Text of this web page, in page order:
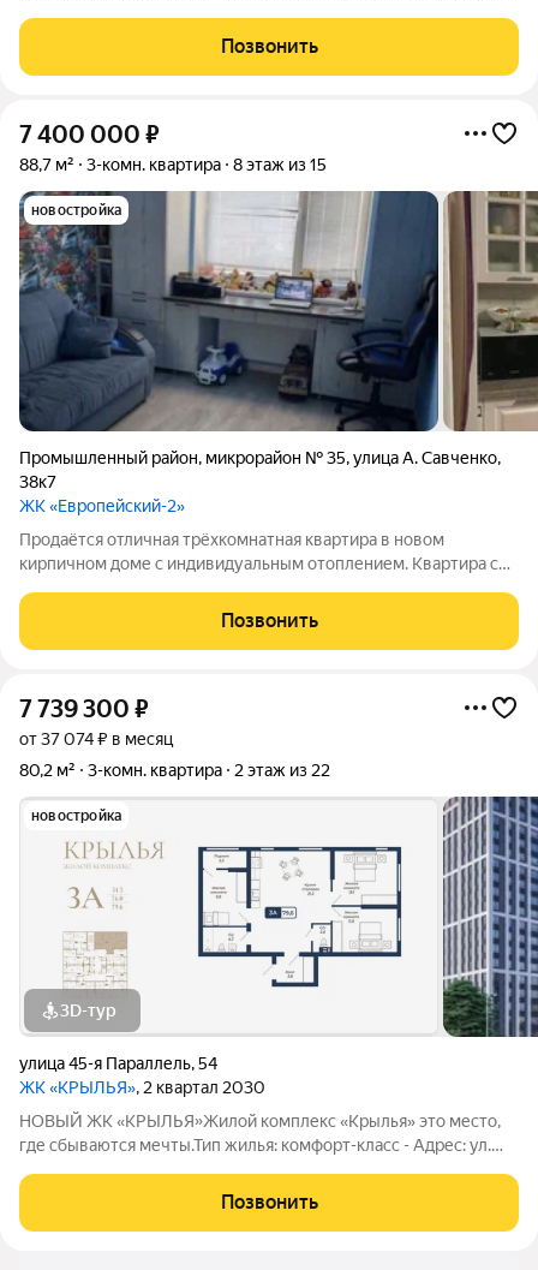
индивидуальное отопление, а территория вокруг дома
закрытая. Для автовладельцев
Позвонить
7 400 000 ₽
88,7 м² 3-комн. квартира 8 этаж из 15
новостройка
Промышленный район, микрорайон № 35,улица А. Савченко,
38к7
ЖК «Европейский-2»
Продаётся отличная трёхкомнатная квартира в новом
кирпичном доме с индивидуальным отоплением. Квартира с
гостинная и 3 изолированными комнат. Остаётся встроенная
кухня. Вытяжка. Варочная панель.
Позвонить
7 739 300 ₽
от 37 074 ₽ в месяц
80,2 м²
3-комн. квартира 2 этаж из 22
новостройка
3D-тур
улица 45-я Параллель,54
ЖК «КРЫЛЬЯ», 2 квартал 2030
НОВЫЙ ЖК «КРЫЛЬЯ»Жилой комплекс «Крылья» это место,
где сбываются мечты.Тип жилья: комфорт-класс - Адрес: ул.
дата сдачи: декабрь 2027 г. Преимущества: Современные и
стильные фасады
Позвонить